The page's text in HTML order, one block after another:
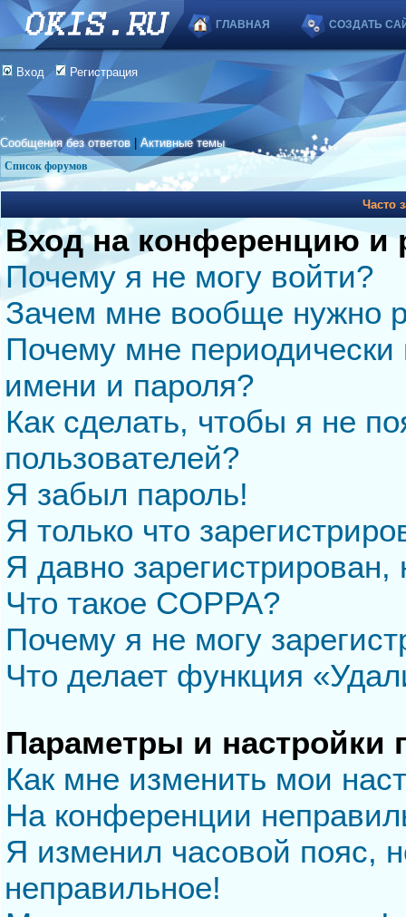
ГЛАВНАЯ СОЗДАТЬ
Вход Регистрация
Сообщения без ответов |Активные темы
Список форумов
Часто
Вход на конференцию и
Почему я не могу войти?
Зачем мне вообще нужно
Почему мне периодически
имени и пароля?
Как сделать, чтобы я не
пользователей?
Я забыл пароль!
Я только что
Я давно
Что такое COPPA?
Почему я не могу
Что делает функция
Параметры и настройки
Как мне изменить мои
На конференции
Я изменил часовой пояс,
неправильное!